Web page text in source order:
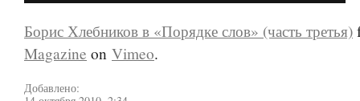
Борис Хлебников в «Порядке слов» (часть третья)
Magazine on Vimeo.
Добавлено: